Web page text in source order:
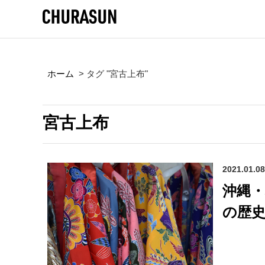
ホーム > タグ "宮古上布"
宮古上布
2021.01.08
沖縄
の歴